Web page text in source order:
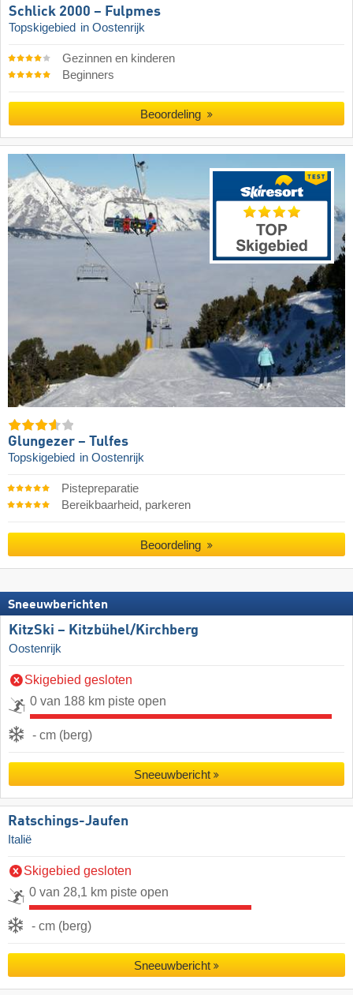
Schlick 2000 – Fulpmes
Topskigebied in Oostenrijk
Gezinnen en kinderen
Beginners
Beoordeling
Glungezer – Tulfes
Topskigebied in Oostenrijk
Pistepreparatie
Bereikbaarheid, parkeren
Beoordeling
Sneeuwberichten
KitzSki – Kitzbühel/​Kirchberg
Oostenrijk
Skigebied gesloten
0 van 188 km piste open
- cm (berg)
Sneeuwbericht
Ratschings-Jaufen
Italië
Skigebied gesloten
0 van 28,1 km piste open
- cm (berg)
Sneeuwbericht